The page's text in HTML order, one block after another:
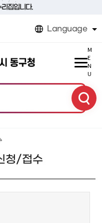
기
가기
집입니다.
Language
M
E
N
U
청/접수